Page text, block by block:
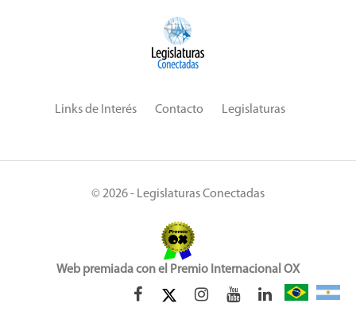
Links de Interés Contacto Legislaturas
© 2026 - Legislaturas Conectadas
Web premiada con el Premio Internacional OX